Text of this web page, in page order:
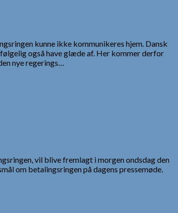
kunne ikke kommunikeres hjem. Dansk
også have glæde af. Her kommer derfor
nye regerings…
vil blive fremlagt i morgen ondsdag den
om betalingsringen på dagens pressemøde.